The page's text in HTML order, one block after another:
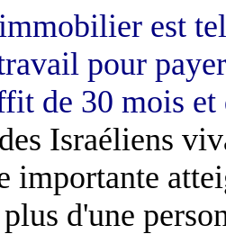
est
pour
de 30 mois
Israéliens
importante
d'une